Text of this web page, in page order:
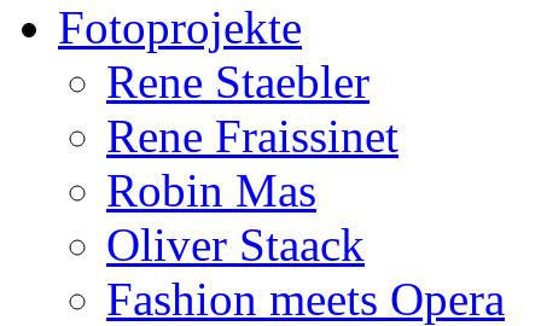
Fotoprojekte
Rene Staebler
Rene Fraissinet
Robin Mas
Oliver Staack
Fashion meets Opera